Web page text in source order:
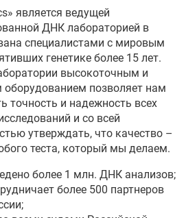
является ведущей
ДНК лабораторией в
специалистами с мировым
генетике более 15 лет.
высокоточным и
позволяет нам
точность и надежность всех
и со всей
утверждать, что качество –
теста, который мы делаем.
более 1 млн. ДНК анализов;
более 500 партнеров